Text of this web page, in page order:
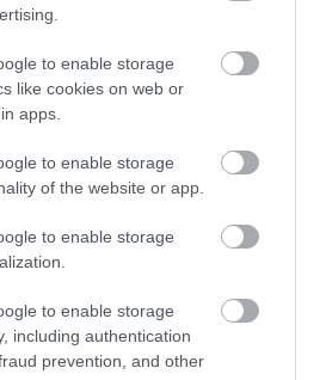
to enable storage
like cookies on web or
apps.
to enable storage
of the website or app.
to enable storage
to enable storage
including authentication
prevention, and other